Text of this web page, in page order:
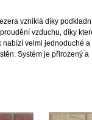
vzniklá díky
vzduchu, díky
nabízí velmi jednoduché a
Systém je přirozený a